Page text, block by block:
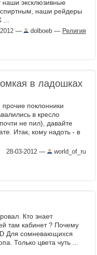
эксклюзивные
наши рейдеры
— dolboeb — Религия
в ладошках
поклонники
в кресло
не пил), давайте
Итак, кому надоть - в
28-03-2012 — world_of_ru
Кто знает
там кабинет ? Почему
Для сомневающихся
Только цвета чуть ...